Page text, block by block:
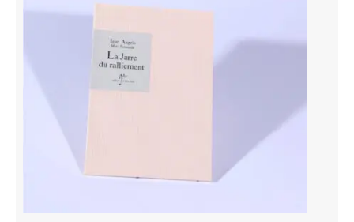
À propos